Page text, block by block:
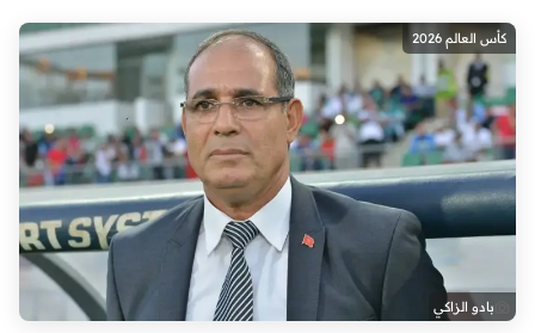
كأس العالم 2026
بادو الزاكي